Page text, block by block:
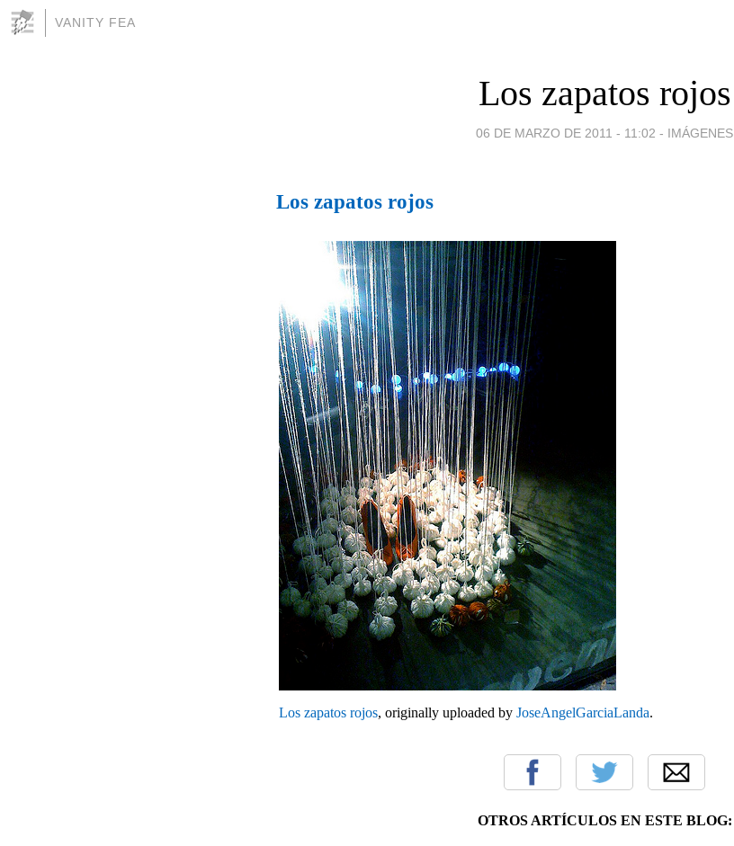
VANITY FEA
Los zapatos rojos
06 DE MARZO DE 2011 - 11:02 - IMÁGENES
Los zapatos rojos
Los zapatos rojos, originally uploaded by JoseAngelGarciaLanda.
OTROS ARTÍCULOS EN ESTE BLOG: